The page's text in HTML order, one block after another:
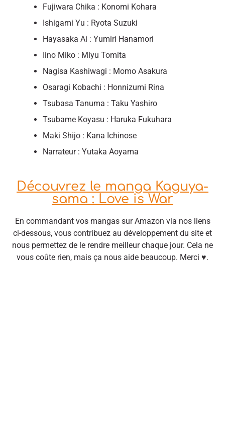
Fujiwara Chika : Konomi Kohara
Ishigami Yu : Ryota Suzuki
Hayasaka Ai : Yumiri Hanamori
Iino Miko : Miyu Tomita
Nagisa Kashiwagi : Momo Asakura
Osaragi Kobachi : Honnizumi Rina
Tsubasa Tanuma : Taku Yashiro
Tsubame Koyasu : Haruka Fukuhara
Maki Shijo : Kana Ichinose
Narrateur : Yutaka Aoyama
Découvrez le manga Kaguya-
sama : Love is War
En commandant vos mangas sur Amazon via nos liens
ci-dessous, vous contribuez au développement du site et
nous permettez de le rendre meilleur chaque jour. Cela ne
vous coûte rien, mais ça nous aide beaucoup. Merci ♥.